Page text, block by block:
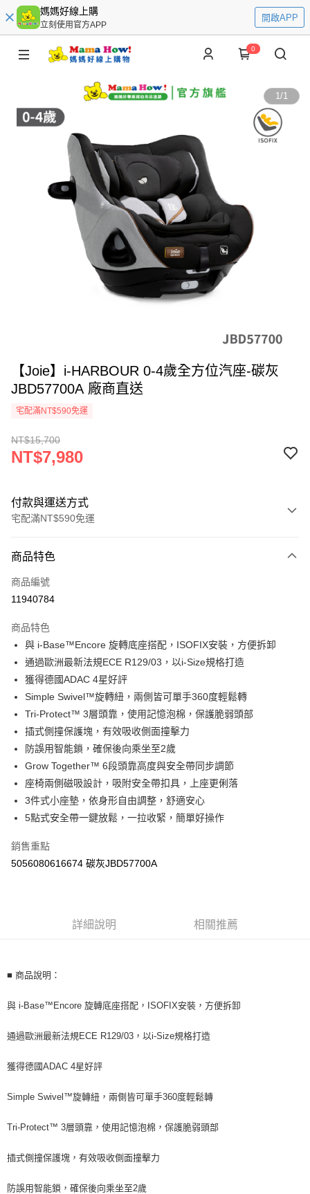
媽媽好線上購
立刻使用官方APP
開啟APP
0
1/1
【Joie】i-HARBOUR 0-4歲全方位汽座-碳灰
JBD57700A 廠商直送
宅配滿NT$590免運
NT$15,700
NT$7,980
付款與運送方式
宅配滿NT$590免運
信用卡一次付款
LINE Pay
街口支付
悠遊付
Google Pay
AFTEE先享後付
相關說明
【關於「AFTEE先享後付」】
AFTEE先享後付是「在收到商品之後才付款」的支付方式。 讓您購物簡單
１．簡單：不需註冊會員、不需綁卡、不需儲值。
２．便利：只要手機號碼，簡訊認證，即可結帳。
３．安心：先確認商品／服務後，再付款。
１．於結帳方式選擇「AFTEE先享後付」後，將跳轉至「AFTEE先享後付」
結帳頁面，進行簡訊認證並確認金額後，即可完成結帳。
購買商品的店家。未經商家同意取消之訂單仍視為有效，需透過AFTEE先享
客戶支援中心」
【注意事項】
１．透過由恩沛科技股份有限公司提供之「AFTEE先享後付」服務完成之交
權轉讓予恩沛科技股份有限公司。
https://aftee.tw/terms/#terms3
任。
時審查核予不同之上限額度；若仍有額度不足之情形，本公司將視審查結果
恩沛科技股份有限公司將有權停止該用戶之使用額度並採取法律行動。
ATM付款
運送方式
宅配
離島宅配
商品特色
商品編號
11940784
商品特色
與 i-Base™Encore 旋轉底座搭配，ISOFIX安裝，方便拆卸
通過歐洲最新法規ECE R129/03，以i-Size規格打造
獲得德國ADAC 4星好評
Simple Swivel™旋轉紐，兩側皆可單手360度輕鬆轉
Tri-Protect™ 3層頭靠，使用記憶泡棉，保護脆弱頭部
插式側撞保護塊，有效吸收側面撞擊力
防誤用智能鎖，確保後向乘坐至2歲
Grow Together™ 6段頭靠高度與安全帶同步調節
座椅兩側磁吸設計，吸附安全帶扣具，上座更俐落
3件式小座墊，依身形自由調整，舒適安心
5點式安全帶一鍵放鬆，一拉收緊，簡單好操作
銷售重點
5056080616674 碳灰JBD57700A
詳細說明 相關推薦
■ 商品說明：
與 i-Base™Encore 旋轉底座搭配，ISOFIX安裝，方便拆卸
通過歐洲最新法規ECE R129/03，以i-Size規格打造
獲得德國ADAC 4星好評
Simple Swivel™旋轉紐，兩側皆可單手360度輕鬆轉
Tri-Protect™ 3層頭靠，使用記憶泡棉，保護脆弱頭部
插式側撞保護塊，有效吸收側面撞擊力
防誤用智能鎖，確保後向乘坐至2歲